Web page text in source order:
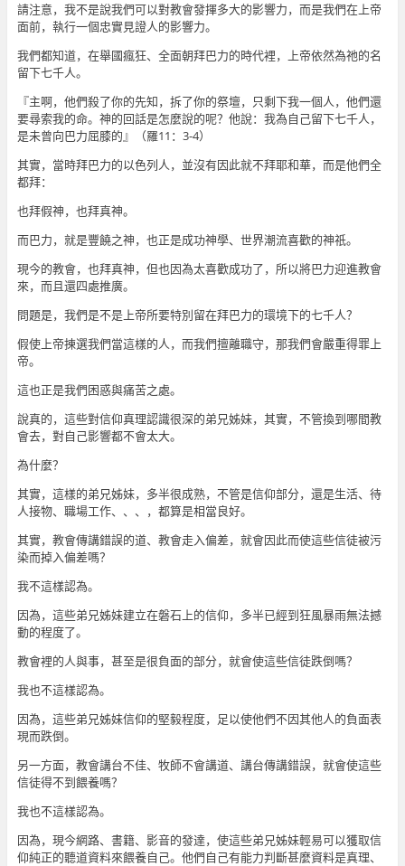
請注意，我不是說我們可以對教會發揮多大的影響力，而是我們在上帝
面前，執行一個忠實見證人的影響力。
我們都知道，在舉國瘋狂、全面朝拜巴力的時代裡，上帝依然為祂的名
留下七千人。
『主啊，他們殺了你的先知，拆了你的祭壇，只剩下我一個人，他們還
要尋索我的命。神的回話是怎麼說的呢？他說：我為自己留下七千人，
是未曾向巴力屈膝的』（羅11：3-4）
其實，當時拜巴力的以色列人，並沒有因此就不拜耶和華，而是他們全
都拜：
也拜假神，也拜真神。
而巴力，就是豐饒之神，也正是成功神學、世界潮流喜歡的神祇。
現今的教會，也拜真神，但也因為太喜歡成功了，所以將巴力迎進教會
來，而且還四處推廣。
問題是，我們是不是上帝所要特別留在拜巴力的環境下的七千人？
假使上帝揀選我們當這樣的人，而我們擅離職守，那我們會嚴重得罪上
帝。
這也正是我們困惑與痛苦之處。
說真的，這些對信仰真理認識很深的弟兄姊妹，其實，不管換到哪間教
會去，對自己影響都不會太大。
為什麼？
其實，這樣的弟兄姊妹，多半很成熟，不管是信仰部分，還是生活、待
人接物、職場工作、、、，都算是相當良好。
其實，教會傳講錯誤的道、教會走入偏差，就會因此而使這些信徒被污
染而掉入偏差嗎？
我不這樣認為。
因為，這些弟兄姊妹建立在磐石上的信仰，多半已經到狂風暴雨無法撼
動的程度了。
教會裡的人與事，甚至是很負面的部分，就會使這些信徒跌倒嗎？
我也不這樣認為。
因為，這些弟兄姊妹信仰的堅毅程度，足以使他們不因其他人的負面表
現而跌倒。
另一方面，教會講台不佳、牧師不會講道、講台傳講錯誤，就會使這些
信徒得不到餵養嗎？
我也不這樣認為。
因為，現今網路、書籍、影音的發達，使這些弟兄姊妹輕易可以獲取信
仰純正的聽道資料來餵養自己。他們自己有能力判斷甚麼資料是真理、